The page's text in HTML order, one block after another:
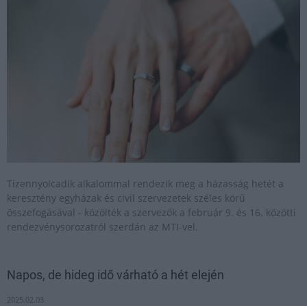
Tizennyolcadik alkalommal rendezik meg a házasság hetét a
keresztény egyházak és civil szervezetek széles körű
összefogásával - közölték a szervezők a február 9. és 16. közötti
rendezvénysorozatról szerdán az MTI-vel.
Napos, de hideg idő várható a hét elején
2025.02.03